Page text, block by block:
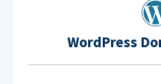
WordPress